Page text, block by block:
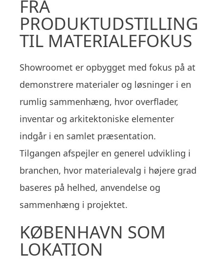
FRA
PRODUKTUDSTILLING
TIL MATERIALEFOKUS
Showroomet er opbygget med fokus på at
demonstrere materialer og løsninger i en
rumlig sammenhæng, hvor overflader,
inventar og arkitektoniske elementer
indgår i en samlet præsentation.
Tilgangen afspejler en generel udvikling i
branchen, hvor materialevalg i højere grad
baseres på helhed, anvendelse og
sammenhæng i projektet.
KØBENHAVN SOM
LOKATION